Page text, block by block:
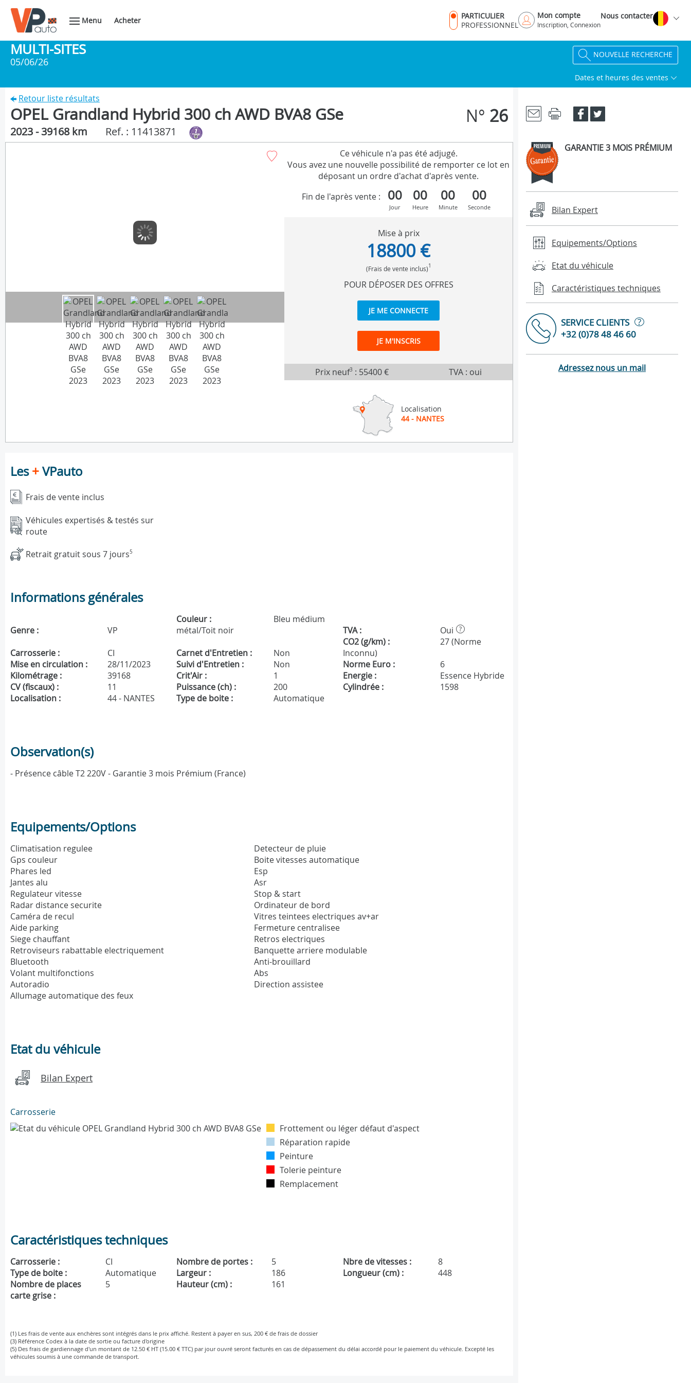
Menu Acheter
PARTICULIER
PROFESSIONNEL
Mon compte
Inscription, Connexion
Nous contacter
MULTI-SITES
05/06/26
NOUVELLE RECHERCHE
Dates et heures des ventes
Retour liste résultats
OPEL Grandland Hybrid 300 ch AWD BVA8 GSe
2023 - 39168 km Ref. : 11413871
N° 26
Ce véhicule n'a pas été adjugé.
Vous avez une nouvelle possibilité de remporter ce lot en
déposant un ordre d'achat d'après vente.
Fin de l'après vente :
00
Jour
00
Heure
00
Minute
00
Seconde
Mise à prix
18800 €
(Frais de vente inclus)1
POUR DÉPOSER DES OFFRES
JE ME CONNECTE
JE M'INSCRIS
Prix neuf3 : 55400 € TVA : oui
Localisation
44 - NANTES
Les+VPauto
Frais de vente inclus
Véhicules expertisés & testés sur
route
Retrait gratuit sous 7 jours5
Informations générales
Genre : VP
Couleur :
Bleu médium
métal/Toit noir
TVA : Oui ?
Carrosserie : CI Carnet d'Entretien : Non
CO2 (g/km) :
27 (Norme
Inconnu)
Mise en circulation :
28/11/2023 Suivi d'Entretien : Non Norme Euro :
6
Kilométrage :
39168 Crit'Air : 1 Energie :
Essence Hybride
CV (fiscaux) :
11 Puissance (ch) : 200 Cylindrée :
1598
Localisation :
44 - NANTES Type de boite : Automatique
Observation(s)
- Présence câble T2 220V - Garantie 3 mois Prémium (France)
Equipements/Options
Climatisation regulee
Gps couleur
Phares led
Jantes alu
Regulateur vitesse
Radar distance securite
Caméra de recul
Aide parking
Siege chauffant
Retroviseurs rabattable electriquement
Bluetooth
Volant multifonctions
Autoradio
Allumage automatique des feux
Detecteur de pluie
Boite vitesses automatique
Esp
Asr
Stop & start
Ordinateur de bord
Vitres teintees electriques av+ar
Fermeture centralisee
Retros electriques
Banquette arriere modulable
Anti-brouillard
Abs
Direction assistee
Etat du véhicule
Bilan Expert
Carrosserie
Frottement ou léger défaut d'aspect
Réparation rapide
Peinture
Tolerie peinture
Remplacement
Caractéristiques techniques
Carrosserie : CI Nombre de portes : 5 Nbre de vitesses :
8
Type de boite :
Automatique Largeur : 186 Longueur (cm) :
448
Nombre de places
carte grise :
5 Hauteur (cm) : 161
(1) Les frais de vente aux enchères sont intégrés dans le prix affiché. Restent à payer en sus, 200 € de frais de dossier
(3) Référence Codex à la date de sortie ou facture d'origine
(5) Des frais de gardiennage d'un montant de 12.50 € HT (15.00 € TTC) par jour ouvré seront facturés en cas de dépassement du délai accordé pour le paiement du véhicule. Excepté les
véhicules soumis à une commande de transport.
GARANTIE 3 MOIS PRÉMIUM
Bilan Expert
Equipements/Options
Etat du véhicule
Caractéristiques techniques
SERVICE CLIENTS
?
+32 (0)78 48 46 60
Adressez nous un mail